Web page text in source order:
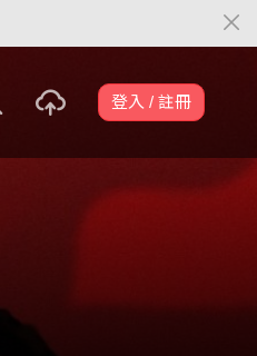
登入 / 註冊